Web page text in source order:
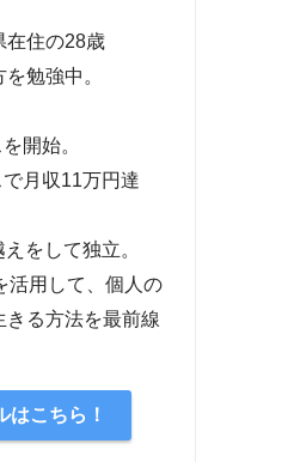
在住の28歳
勉強中。
開始。
月収11万円達
をして独立。
活用して、個人の
きる方法を最前線
はこちら！